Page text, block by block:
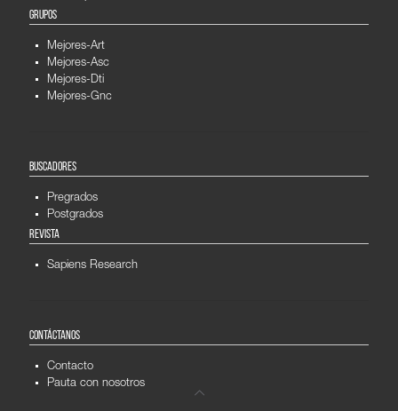
GRUPOS
Mejores-Art
Mejores-Asc
Mejores-Dti
Mejores-Gnc
BUSCADORES
Pregrados
Postgrados
REVISTA
Sapiens Research
CONTÁCTANOS
Contacto
Pauta con nosotros